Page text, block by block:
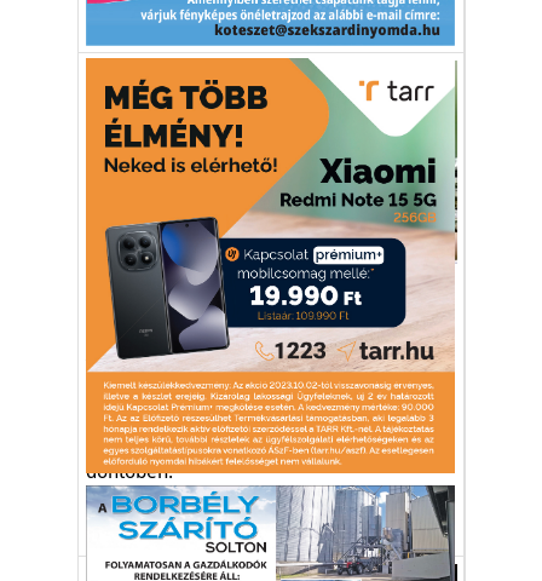
Románia magyar válogatott foci EB
Sport
Miért nem állt ki a magyar
sportlövő válogatott a
világkupa döntőben?
Magyarország helyett így az Egyesült
Államok lőhet majd a péntekre eltolt
döntőben.
sportlövészet válogatott vita döntő